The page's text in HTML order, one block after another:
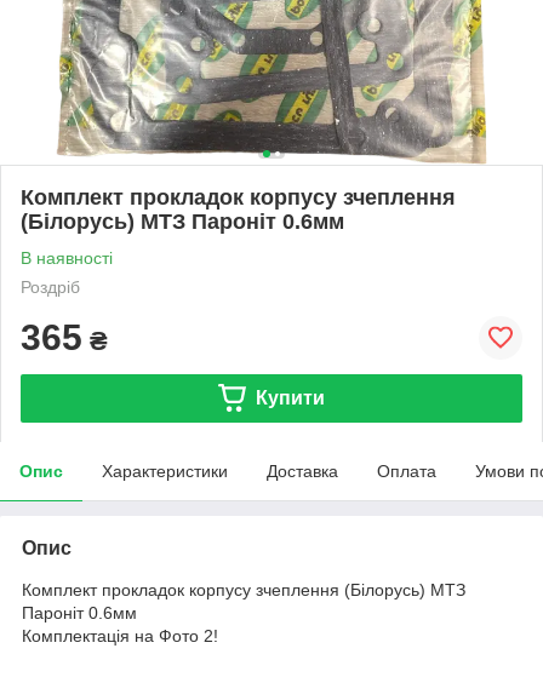
Комплект прокладок корпусу зчеплення
(Білорусь) МТЗ Пароніт 0.6мм
В наявності
Роздріб
365 ₴
Купити
Опис Характеристики Доставка Оплата Умови
Опис
Комплект прокладок корпусу зчеплення (Білорусь) МТЗ
Пароніт 0.6мм
Комплектація на Фото 2!